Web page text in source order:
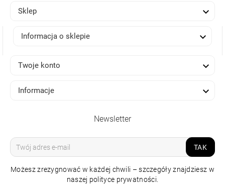
Sklep 
Informacja o sklepie 
Twoje konto 
Informacje 
Newsletter
TAK
Możesz zrezygnować w każdej chwili – szczegóły znajdziesz w
naszej polityce prywatności.